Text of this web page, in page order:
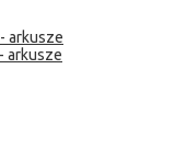
arkusze
arkusze